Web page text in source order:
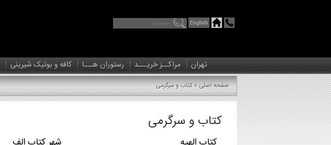
تهران مراکــز خریـــد رستوران هـــا کافه و بوتیک شیرینی
صفحه اصلی> کتاب و سرگرمی
کتاب و سرگرمی